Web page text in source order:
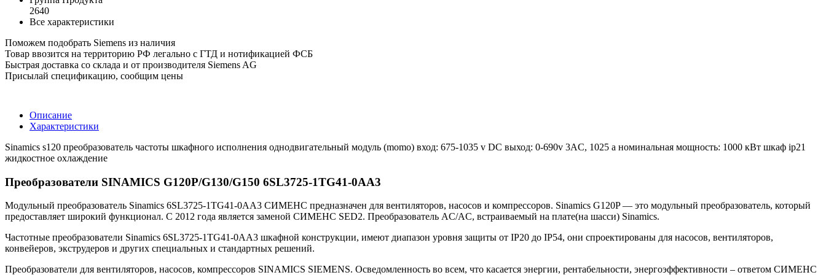
2640
Все характеристики
Поможем подобрать Siemens из наличия
Товар ввозится на территорию РФ легально с ГТД и нотификацией ФСБ
Быстрая доставка со склада и от производителя Siemens AG
Присылай спецификацию, сообщим цены
Описание
Характеристики
Sinamics s120 преобразователь частоты шкафного исполнения однодвигательный модуль (momo) вход: 675-1035 v DC выход: 0-690v 3AC, 1025 a номинальная мощность: 1000 кВт шкаф ip21
жидкостное охлаждение
Преобразователи SINAMICS G120P/G130/G150 6SL3725-1TG41-0AA3
Модульный преобразователь Sinamics 6SL3725-1TG41-0AA3 CИМЕНС предназначен для вентиляторов, насосов и компрессоров. Sinamics G120P — это модульный преобразователь, который
предоставляет широкий функционал. С 2012 года является заменой СИМЕНС SED2. Преобразователь AC/AC, встраиваемый на плате(на шасси) Sinamics.
Частотные преобразователи Sinamics 6SL3725-1TG41-0AA3 шкафной конструкции, имеют диапазон уровня защиты от IP20 до IP54, они спроектированы для насосов, вентиляторов,
конвейеров, экструдеров и других специальных и стандартных решений.
Преобразователи для вентиляторов, насосов, компрессоров SINAMICS SIEMENS. Осведомленность во всем, что касается энергии, рентабельности, энергоэффективности – ответом СИМЕНС